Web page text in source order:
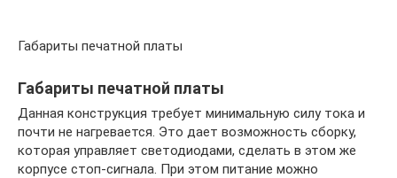
Габариты печатной платы
Габариты печатной платы
Данная конструкция требует минимальную силу тока и
почти не нагревается. Это дает возможность сборку,
которая управляет светодиодами, сделать в этом же
корпусе стоп-сигнала. При этом питание можно